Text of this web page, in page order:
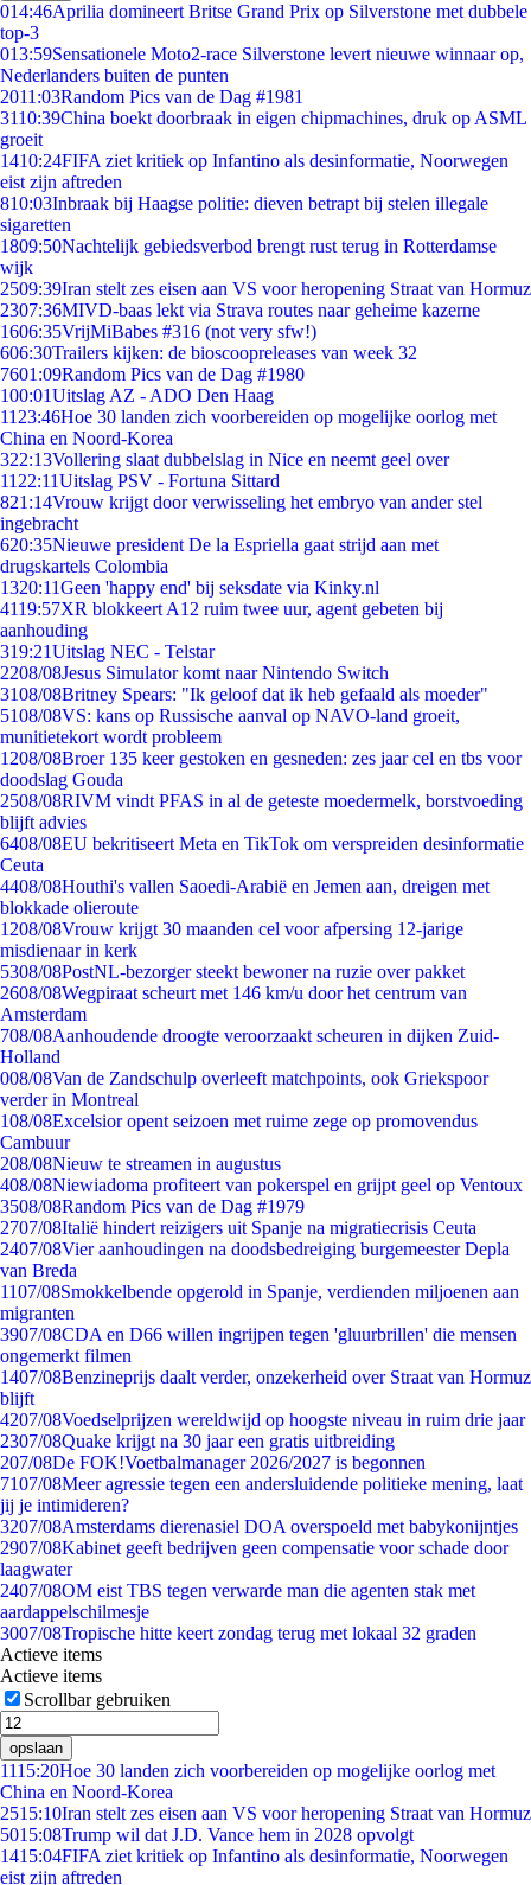
014:46Aprilia domineert Britse Grand Prix op Silverstone met dubbele
top-3
013:59Sensationele Moto2-race Silverstone levert nieuwe winnaar op,
Nederlanders buiten de punten
2011:03Random Pics van de Dag #1981
3110:39China boekt doorbraak in eigen chipmachines, druk op ASML
groeit
1410:24FIFA ziet kritiek op Infantino als desinformatie, Noorwegen
eist zijn aftreden
810:03Inbraak bij Haagse politie: dieven betrapt bij stelen illegale
sigaretten
1809:50Nachtelijk gebiedsverbod brengt rust terug in Rotterdamse
wijk
2509:39Iran stelt zes eisen aan VS voor heropening Straat van Hormuz
2307:36MIVD-baas lekt via Strava routes naar geheime kazerne
1606:35VrijMiBabes #316 (not very sfw!)
606:30Trailers kijken: de bioscoopreleases van week 32
7601:09Random Pics van de Dag #1980
100:01Uitslag AZ - ADO Den Haag
11 23:46Hoe 30 landen zich voorbereiden op mogelijke oorlog met
China en Noord-Korea
322:13Vollering slaat dubbelslag in Nice en neemt geel over
11 22:11Uitslag PSV - Fortuna Sittard
821:14Vrouw krijgt door verwisseling het embryo van ander stel
ingebracht
620:35Nieuwe president De la Espriella gaat strijd aan met
drugskartels Colombia
1320:11Geen 'happy end' bij seksdate via Kinky.nl
4119:57XR blokkeert A12 ruim twee uur, agent gebeten bij
aanhouding
319:21Uitslag NEC - Telstar
2208/08Jesus Simulator komt naar Nintendo Switch
3108/08Britney Spears: "Ik geloof dat ik heb gefaald als moeder"
5108/08VS: kans op Russische aanval op NAVO-land groeit,
munitietekort wordt probleem
1208/08Broer 135 keer gestoken en gesneden: zes jaar cel en tbs voor
doodslag Gouda
2508/08RIVM vindt PFAS in al de geteste moedermelk, borstvoeding
blijft advies
6408/08EU bekritiseert Meta en TikTok om verspreiden desinformatie
Ceuta
4408/08Houthi's vallen Saoedi-Arabië en Jemen aan, dreigen met
blokkade olieroute
1208/08Vrouw krijgt 30 maanden cel voor afpersing 12-jarige
misdienaar in kerk
5308/08PostNL-bezorger steekt bewoner na ruzie over pakket
2608/08Wegpiraat scheurt met 146 km/u door het centrum van
Amsterdam
708/08Aanhoudende droogte veroorzaakt scheuren in dijken Zuid-
Holland
008/08Van de Zandschulp overleeft matchpoints, ook Griekspoor
verder in Montreal
108/08Excelsior opent seizoen met ruime zege op promovendus
Cambuur
208/08Nieuw te streamen in augustus
408/08Niewiadoma profiteert van pokerspel en grijpt geel op Ventoux
3508/08Random Pics van de Dag #1979
2707/08Italië hindert reizigers uit Spanje na migratiecrisis Ceuta
2407/08Vier aanhoudingen na doodsbedreiging burgemeester Depla
van Breda
1107/08Smokkelbende opgerold in Spanje, verdienden miljoenen aan
migranten
3907/08CDA en D66 willen ingrijpen tegen 'gluurbrillen' die mensen
ongemerkt filmen
1407/08Benzineprijs daalt verder, onzekerheid over Straat van Hormuz
blijft
4207/08Voedselprijzen wereldwijd op hoogste niveau in ruim drie jaar
2307/08Quake krijgt na 30 jaar een gratis uitbreiding
207/08De FOK!Voetbalmanager 2026/2027 is begonnen
7107/08Meer agressie tegen een andersluidende politieke mening, laat
jij je intimideren?
3207/08Amsterdams dierenasiel DOA overspoeld met babykonijntjes
2907/08Kabinet geeft bedrijven geen compensatie voor schade door
laagwater
2407/08OM eist TBS tegen verwarde man die agenten stak met
aardappelschilmesje
3007/08Tropische hitte keert zondag terug met lokaal 32 graden
Actieve items
Actieve items
Scrollbar gebruiken
opslaan
1115:20Hoe 30 landen zich voorbereiden op mogelijke oorlog met
China en Noord-Korea
2515:10Iran stelt zes eisen aan VS voor heropening Straat van Hormuz
5015:08Trump wil dat J.D. Vance hem in 2028 opvolgt
1415:04FIFA ziet kritiek op Infantino als desinformatie, Noorwegen
eist zijn aftreden